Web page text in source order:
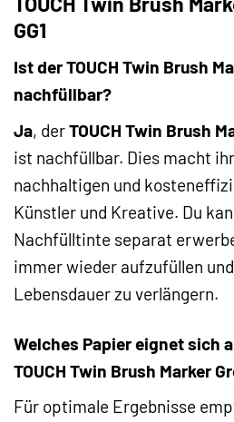
GG1
Ist der TOUCH Twin Brush
nachfüllbar?
Ja, derTOUCH Twin Brush
ist nachfüllbar. Dies macht
nachhaltigen und
Künstler und Kreative. Du
Nachfülltinte separat
immer wieder aufzufüllen
Lebensdauer zu verlängern.
Welches Papier eignet sich
TOUCH Twin Brush Marker
Für optimale Ergebnisse